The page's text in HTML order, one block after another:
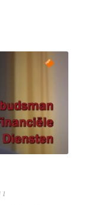
1